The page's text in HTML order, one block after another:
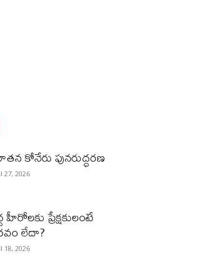
కోనేరు పున‌రుద్ధ‌ర‌ణ
27, 2026
హీరోల‌కు ప్రేక్ష‌కులంటే
లేదా?
18, 2026